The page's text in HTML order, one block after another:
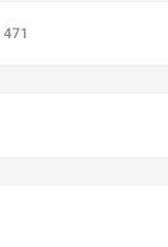
471